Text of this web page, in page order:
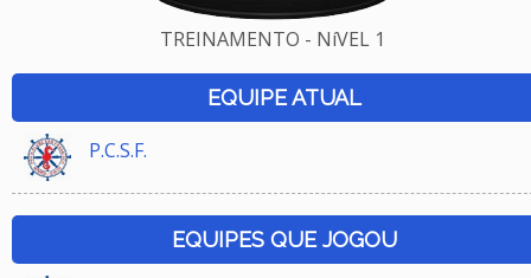
TREINAMENTO - NíVEL 1
EQUIPE ATUAL
P.C.S.F.
EQUIPES QUE JOGOU